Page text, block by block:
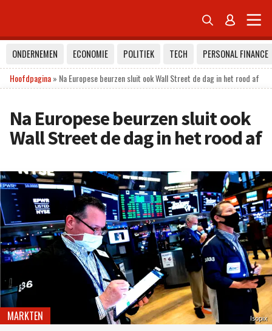
 
ONDERNEMEN ECONOMIE POLITIEK TECH
PERSONAL FINANCE
Hoofdpagina» Na Europese beurzen sluit ook Wall Street de dag in het rood af
Na Europese beurzen sluit ook
Wall Street de dag in het rood af
Isopix
MARKTEN